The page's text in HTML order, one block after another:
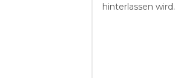
hinterlassen wird.